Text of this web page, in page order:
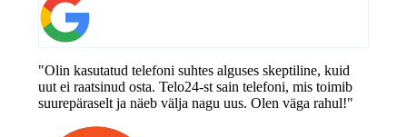
"Olin kasutatud telefoni suhtes alguses skeptiline, kuid
uut ei raatsinud osta. Telo24-st sain telefoni, mis toimib
suurepäraselt ja näeb välja nagu uus. Olen väga rahul!"